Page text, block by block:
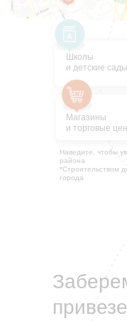
Школы
и детские сады
Магазины
и торговые
Наведите, чтобы
района
*Строительством
города